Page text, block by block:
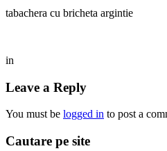
tabachera cu bricheta argintie
in
Leave a Reply
You must be logged in to post a
Cautare pe site